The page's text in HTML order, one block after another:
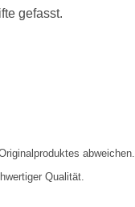
gefasst.
abweichen.
Qualität.